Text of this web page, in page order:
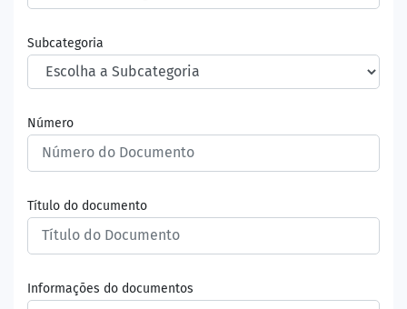
Subcategoria
Número
Título do documento
Informações do documentos